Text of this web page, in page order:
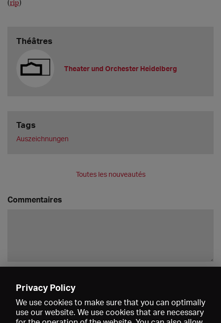
(rip)
Théâtres
Theater und Orchester Heidelberg
Tags
Auszeichnungen
Toutes les nouveautés
Commentaires
Privacy Policy
We use cookies to make sure that you can optimally
use our website. We use cookies that are necessary